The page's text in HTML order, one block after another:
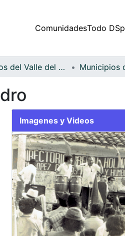
ComunidadesTodo
Municipios del Valle del Cauca
Imagenes y Videos
Slide 1 of 1
Previous